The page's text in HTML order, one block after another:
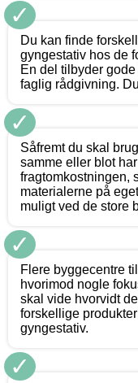
✓
Du kan finde
gyngestativ hos de
En del tilbyder
faglig rådgivning.
✓
Såfremt du skal
samme eller blot
fragtomkostningen,
materialerne på
muligt ved de store
✓
Flere byggecentre
hvorimod nogle
skal vide hvorvidt
forskellige
gyngestativ.
✓